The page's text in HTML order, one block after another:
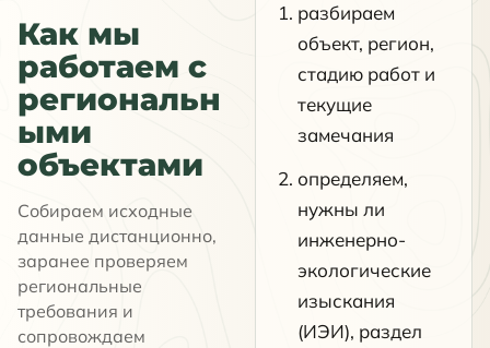
Как мы
работаем с
региональн
ыми
объектами
Собираем исходные
данные дистанционно,
заранее проверяем
региональные
требования и
сопровождаем
разбираем
объект, регион,
стадию работ и
текущие
замечания
определяем,
нужны ли
инженерно-
экологические
изыскания
(ИЭИ), раздел